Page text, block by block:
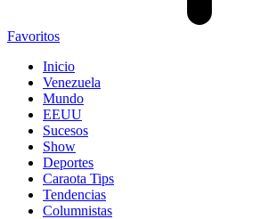
Favoritos
Inicio
Venezuela
Mundo
EEUU
Sucesos
Show
Deportes
Caraota Tips
Tendencias
Columnistas